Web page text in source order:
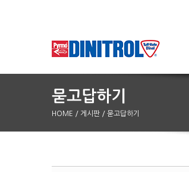
HOME / 게시판 / 묻고답하기